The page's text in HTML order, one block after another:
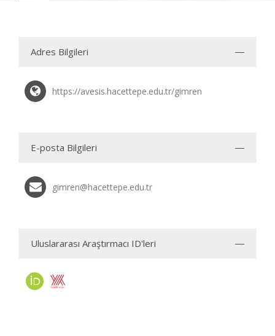
Adres Bilgileri
https://avesis.hacettepe.edu.tr/gimren
E-posta Bilgileri
gimren@hacettepe.edu.tr
Uluslararası Araştırmacı ID'leri